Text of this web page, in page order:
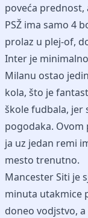
poveća prednost,
PSŽ ima samo 4
prolaz u plej-of,
Inter je
Milanu ostao
kola, što je
škole fudbala, jer
pogodaka.
ja uz jedan remi
mesto trenutno.
Mancester Siti je
minuta utakmice
doneo vodjstvo,